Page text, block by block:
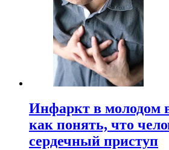
Инфаркт в молодом
как понять, что
сердечный приступ